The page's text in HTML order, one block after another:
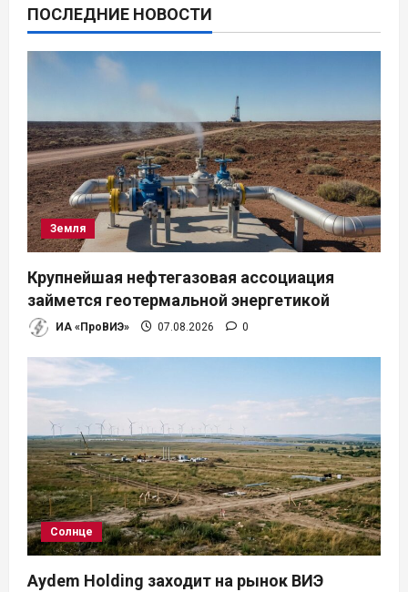
ПОСЛЕДНИЕ НОВОСТИ
Земля
Крупнейшая нефтегазовая ассоциация
займется геотермальной энергетикой
ИА «ПроВИЭ» 07.08.2026 0
Солнце
Aydem Holding заходит на рынок ВИЭ